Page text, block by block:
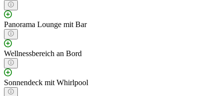
Panorama Lounge mit Bar
Wellnessbereich an Bord
Sonnendeck mit Whirlpool